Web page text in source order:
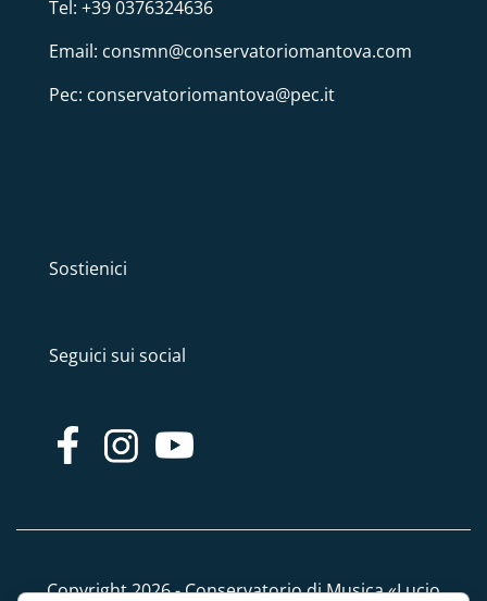
Tel: +39 0376324636
Email: consmn@conservatoriomantova.com
Pec: conservatoriomantova@pec.it
Sostienici
Seguici sui social
Copyright 2026 - Conservatorio di Musica «Lucio